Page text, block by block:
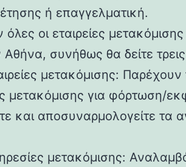
ή επαγγελματική.
οι εταιρείες μετακόμισης
συνήθως θα δείτε
μετακόμισης:
μετακόμισης για φόρτωση/
και αποσυναρμολογείτε τα
μετακόμισης: